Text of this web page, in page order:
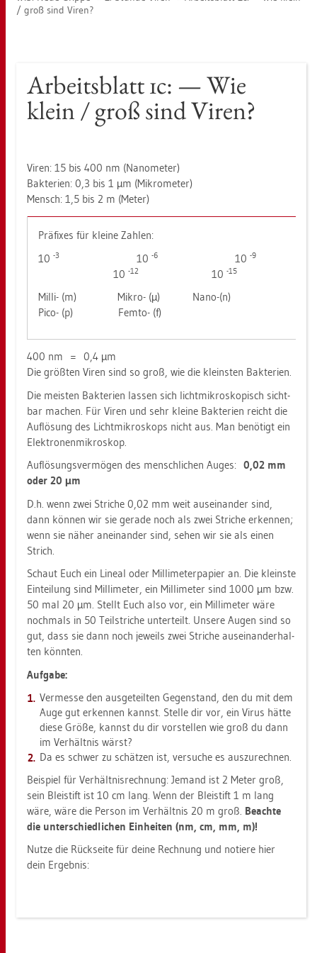
/ groß sind Viren?
Ar­beits­blatt 1c: — Wie
klein / groß sind Viren?
Viren: 15 bis 400 nm (Na­no­me­ter)
Bak­te­ri­en: 0,3 bis 1 µm (Mi­kro­me­ter)
Mensch: 1,5 bis 2 m (Meter)
Prä­fi­xes für klei­ne Zah­len:
10 -3 10 -6 10 -9
10 -12 10 -15
Milli- (m) Mikro- (µ) Nano-(n)
Pico- (p) Femto- (f)
400 nm = 0,4 µm
Die größ­ten Viren sind so groß, wie die kleins­ten Bak­te­ri­en.
Die meis­ten Bak­te­ri­en las­sen sich licht­mi­kro­sko­pisch sicht­
bar ma­chen. Für Viren und sehr klei­ne Bak­te­ri­en reicht die
Auf­lö­sung des Licht­mi­kro­skops nicht aus. Man be­nö­tigt ein
Elek­tro­nen­mi­kro­skop.
Auf­lö­sungs­ver­mö­gen des mensch­li­chen Auges: 0,02 mm
oder 20 µm
D.h. wenn zwei Stri­che 0,02 mm weit aus­ein­an­der sind,
dann kön­nen wir sie ge­ra­de noch als zwei Stri­che er­ken­nen;
wenn sie näher an­ein­an­der sind, sehen wir sie als einen
Strich.
Schaut Euch ein Li­ne­al oder Mil­li­me­ter­pa­pier an. Die kleins­te
Ein­tei­lung sind Mil­li­me­ter, ein Mil­li­me­ter sind 1000 µm bzw.
50 mal 20 µm. Stellt Euch also vor, ein Mil­li­me­ter wäre
noch­mals in 50 Teil­stri­che un­ter­teilt. Un­se­re Augen sind so
gut, dass sie dann noch je­weils zwei Stri­che aus­ein­an­der­hal­
ten könn­ten.
Auf­ga­be:
Ver­mes­se den aus­ge­teil­ten Ge­gen­stand, den du mit dem
Auge gut er­ken­nen kannst. Stel­le dir vor, ein Virus hätte
diese Größe, kannst du dir vor­stel­len wie groß du dann
im Ver­hält­nis wärst?
Da es schwer zu schät­zen ist, ver­su­che es aus­zu­rech­nen.
Bei­spiel für Ver­hält­nis­rech­nung: Je­mand ist 2 Meter groß,
sein Blei­stift ist 10 cm lang. Wenn der Blei­stift 1 m lang
wäre, wäre die Per­son im Ver­hält­nis 20 m groß. Be­ach­te
die un­ter­schied­li­chen Ein­hei­ten (nm, cm, mm, m)!
Nutze die Rück­sei­te für deine Rech­nung und no­tie­re hier
dein Er­geb­nis: